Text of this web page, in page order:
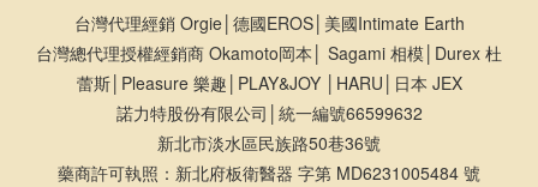
台灣代理經銷 Orgie│德國EROS│美國Intimate Earth
台灣總代理授權經銷商 Okamoto岡本│ Sagami 相模│Durex 杜
蕾斯│Pleasure 樂趣│PLAY&JOY │HARU│日本 JEX
諾力特股份有限公司│統一編號66599632
新北市淡水區民族路50巷36號
藥商許可執照：新北府板衛醫器 字第 MD6231005484 號